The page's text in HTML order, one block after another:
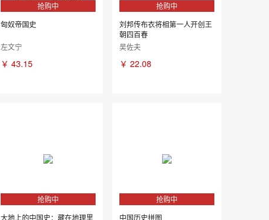
抢购中
匈奴帝国史
左文宁
￥ 43.15
抢购中
刘邦传布衣将相第一人开创王
朝四百春
吴佐夫
￥ 22.08
抢购中
大地上的中国史：藏在地理里
抢购中
中国历史拼图